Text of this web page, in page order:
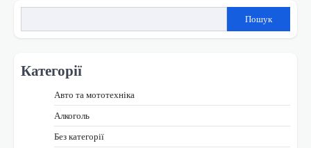
Пошук
Категорії
Авто та мототехніка
Алкоголь
Без категорії